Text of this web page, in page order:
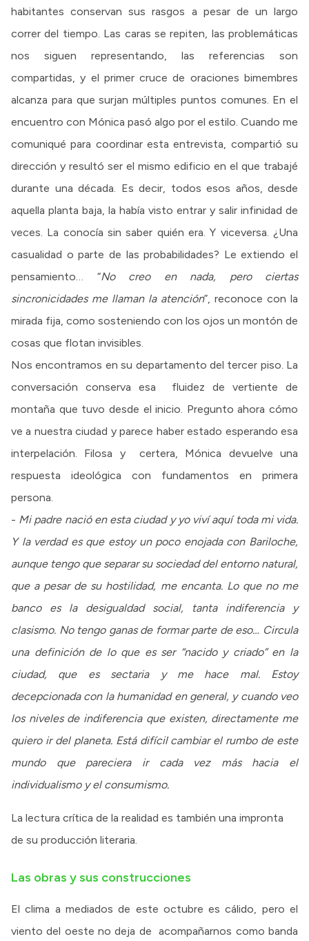
habitantes conservan sus rasgos a pesar de un largo
correr del tiempo. Las caras se repiten, las problemáticas
nos siguen representando, las referencias son
compartidas, y el primer cruce de oraciones bimembres
alcanza para que surjan múltiples puntos comunes. En el
encuentro con Mónica pasó algo por el estilo. Cuando me
comuniqué para coordinar esta entrevista, compartió su
dirección y resultó ser el mismo edificio en el que trabajé
durante una década. Es decir, todos esos años, desde
aquella planta baja, la había visto entrar y salir infinidad de
veces. La conocía sin saber quién era. Y viceversa. ¿Una
casualidad o parte de las probabilidades? Le extiendo el
pensamiento… “No creo en nada, pero ciertas
sincronicidades me llaman la atención”, reconoce con la
mirada fija, como sosteniendo con los ojos un montón de
cosas que flotan invisibles.
Nos encontramos en su departamento del tercer piso. La
conversación conserva esa fluidez de vertiente de
montaña que tuvo desde el inicio. Pregunto ahora cómo
ve a nuestra ciudad y parece haber estado esperando esa
interpelación. Filosa y certera, Mónica devuelve una
respuesta ideológica con fundamentos en primera
persona.
- Mi padre nació en esta ciudad y yo viví aquí toda mi vida.
Y la verdad es que estoy un poco enojada con Bariloche,
aunque tengo que separar su sociedad del entorno natural,
que a pesar de su hostilidad, me encanta. Lo que no me
banco es la desigualdad social, tanta indiferencia y
clasismo. No tengo ganas de formar parte de eso… Circula
una definición de lo que es ser “nacido y criado” en la
ciudad, que es sectaria y me hace mal. Estoy
decepcionada con la humanidad en general, y cuando veo
los niveles de indiferencia que existen, directamente me
quiero ir del planeta. Está difícil cambiar el rumbo de este
mundo que pareciera ir cada vez más hacia el
individualismo y el consumismo.
La lectura crítica de la realidad es también una impronta
de su producción literaria.
Las obras y sus construcciones
El clima a mediados de este octubre es cálido, pero el
viento del oeste no deja de acompañarnos como banda